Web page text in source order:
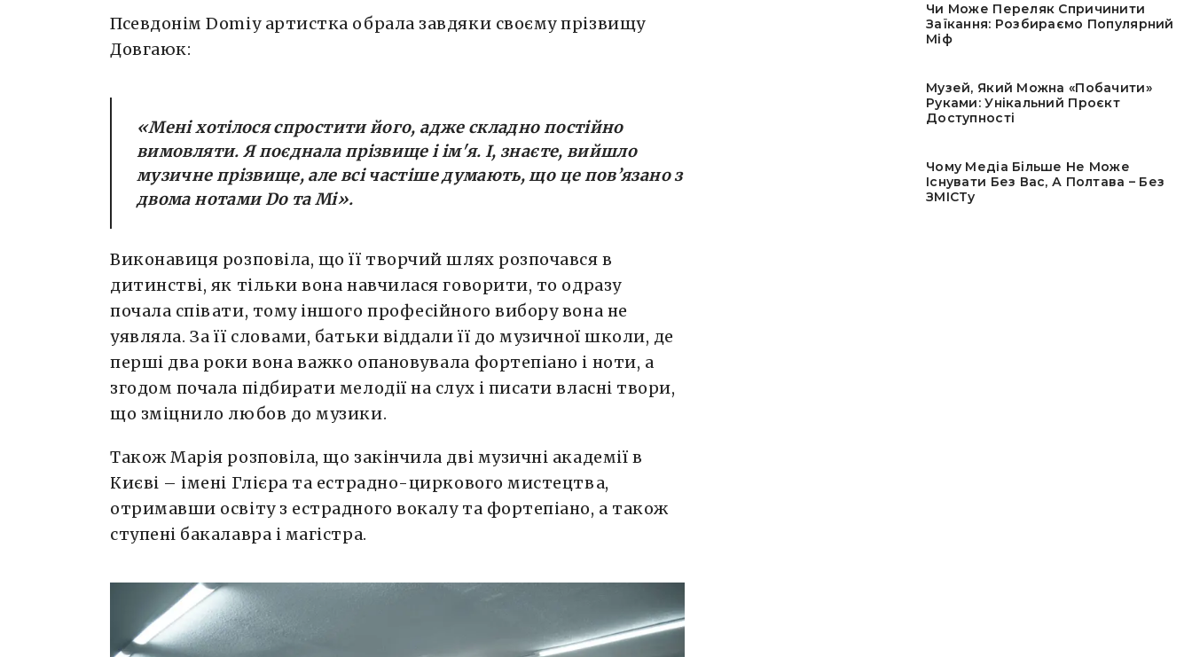
Псевдонім Domiy артистка обрала завдяки своєму прізвищу
Довгаюк:
«Мені хотілося спростити його, адже складно постійно
вимовляти. Я поєднала прізвище і ім'я. І, знаєте, вийшло
музичне прізвище, але всі частіше думають, що це пов’язано з
двома нотами Do та Mi».
Виконавиця розповіла, що її творчий шлях розпочався в
дитинстві, як тільки вона навчилася говорити, то одразу
почала співати, тому іншого професійного вибору вона не
уявляла. За її словами, батьки віддали її до музичної школи, де
перші два роки вона важко опановувала фортепіано і ноти, а
згодом почала підбирати мелодії на слух і писати власні твори,
що зміцнило любов до музики.
Також Марія розповіла, що закінчила дві музичні академії в
Києві – імені Глієра та естрадно-циркового мистецтва,
отримавши освіту з естрадного вокалу та фортепіано, а також
ступені бакалавра і магістра.
Чи Може Переляк Спричинити
Заїкання: Розбираємо Популярний
Міф
Музей, Який Можна «побачити»
Руками: Унікальний Проєкт
Доступності
Чому Медіа Більше Не Може
Існувати Без Вас, А Полтава – Без
ЗМІСТу